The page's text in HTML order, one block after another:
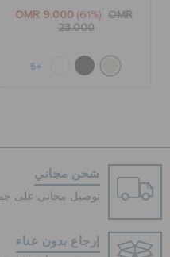
OMR 9.000 (61%)
OMR
23.000
+5
شحن مجاني
توصيل مجاني على
إرجاع بدون عناء